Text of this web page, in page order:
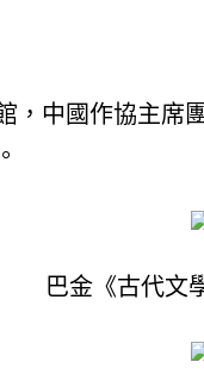
，中國作協主席
巴金《古代文